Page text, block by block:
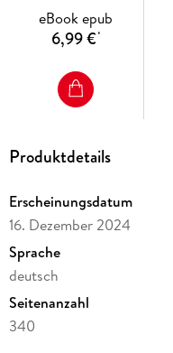
eBook epub
6,99 €*
Produktdetails
Erscheinungsdatum
16. Dezember 2024
Sprache
deutsch
Seitenanzahl
340